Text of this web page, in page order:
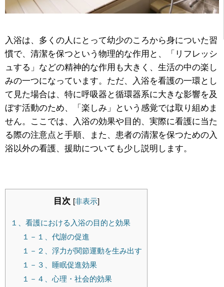
入浴は、多くの人にとって幼少のころから身についた習
慣で、清潔を保つという物理的な作用と、「リフレッシ
ュする」などの精神的な作用も大きく、生活の中の楽し
みの一つになっています。ただ、入浴を看護の一環とし
て見た場合は、特に呼吸器と循環器系に大きな影響を及
ぼす活動のため、「楽しみ」という感覚では取り組めま
せん。ここでは、入浴の効果や目的、実際に看護に当た
る際の注意点と手順、また、患者の清潔を保つための入
浴以外の看護、援助についても少し説明します。
目次 [非表示]
１、看護における入浴の目的と効果
１－１、代謝の促進
１－２、浮力が関節運動を生み出す
１－３、睡眠促進効果
１－４、心理・社会的効果